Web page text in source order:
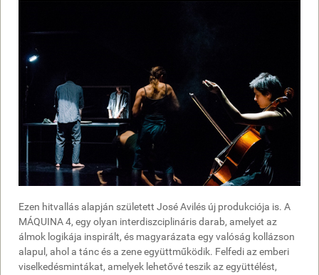
Ezen hitvallás alapján született José Avilés új produkciója is. A
MÁQUINA 4, egy olyan interdiszciplináris darab, amelyet az
álmok logikája inspirált, és magyarázata egy valóság kollázson
alapul, ahol a tánc és a zene együttműködik. Felfedi az emberi
viselkedésmintákat, amelyek lehetővé teszik az együttélést,